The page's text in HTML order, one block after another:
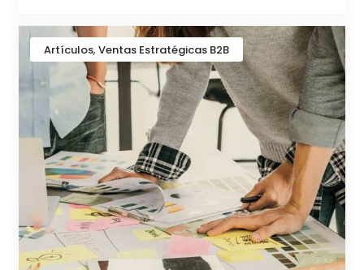
Artículos,Ventas Estratégicas B2B